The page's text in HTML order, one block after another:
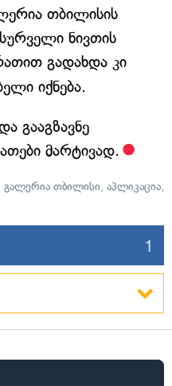
თბილისის
ნივთის
გადახდა კი
იქნება.
გააგზავნე
მარტივად.
გალერია თბილისი, აპლიკაცია,
1